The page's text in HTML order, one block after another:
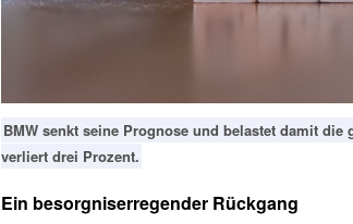
BMW senkt seine Prognose und belastet damit die
verliert drei Prozent.
Ein besorgniserregender Rückgang